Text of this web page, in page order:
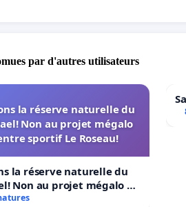
par d'autres utilisateurs
la réserve naturelle du
Non au projet mégalo
sportif Le Roseau!
la réserve naturelle du
Non au projet mégalo du
Le Roseau!